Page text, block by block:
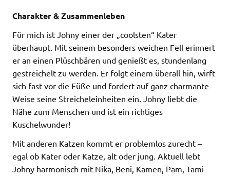
Charakter & Zusammenleben
Für mich ist Johny einer der „coolsten“ Kater
überhaupt. Mit seinem besonders weichen Fell erinnert
er an einen Plüschbären und genießt es, stundenlang
gestreichelt zu werden. Er folgt einem überall hin, wirft
sich fast vor die Füße und fordert auf ganz charmante
Weise seine Streicheleinheiten ein. Johny liebt die
Nähe zum Menschen und ist ein richtiges
Kuschelwunder!
Mit anderen Katzen kommt er problemlos zurecht –
egal ob Kater oder Katze, alt oder jung. Aktuell lebt
Johny harmonisch mit Nika, Beni, Kamen, Pam, Tami